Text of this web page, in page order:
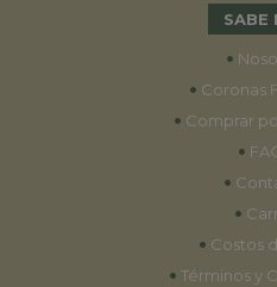
SABE
•
• Coronas
• Comprar
•
•
•
• Costos
• Términos y